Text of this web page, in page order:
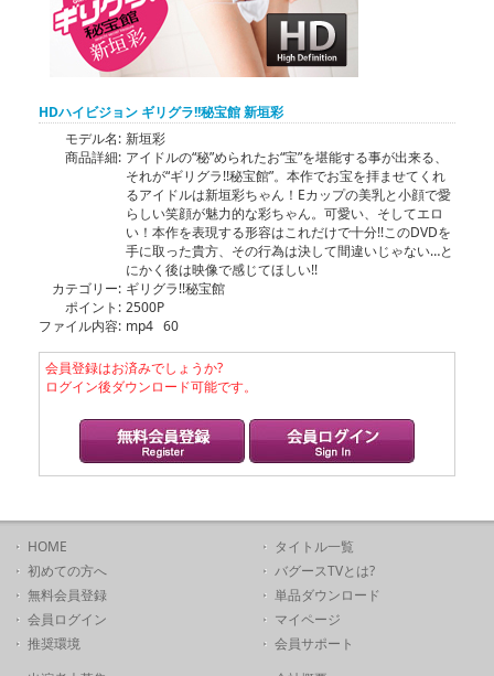
HDハイビジョン ギリグラ!!秘宝館 新垣彩
モデル名: 新垣彩
商品詳細: アイドルの“秘”められたお“宝”を堪能する事が出来る、
それが“ギリグラ!!秘宝館”。本作でお宝を拝ませてくれ
るアイドルは新垣彩ちゃん！Eカップの美乳と小顔で愛
らしい笑顔が魅力的な彩ちゃん。可愛い、そしてエロ
い！本作を表現する形容はこれだけで十分!!このDVDを
手に取った貴方、その行為は決して間違いじゃない…と
にかく後は映像で感じてほしい!!
カテゴリー: ギリグラ!!秘宝館
ポイント: 2500P
ファイル内容: mp4 60
会員登録はお済みでしょうか?
ログイン後ダウンロード可能です。
HOME
初めての方へ
無料会員登録
会員ログイン
推奨環境
タイトル一覧
バグースTVとは?
単品ダウンロード
マイページ
会員サポート